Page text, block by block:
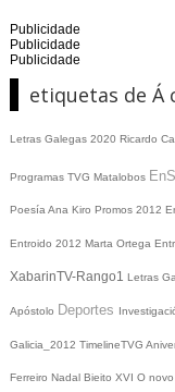
Publicidade
Publicidade
Publicidade
etiquetas de Á
Letras Galegas 2020 Ricardo
Programas TVG Matalobos
Poesía Ana Kiro Promos 2012
Entroido 2012 Marta Ortega
XabarinTV-Rango1 Letras
Apóstolo Deportes
Galicia_2012 TimelineTVG
Ferreiro Nadal Bieito XVI O